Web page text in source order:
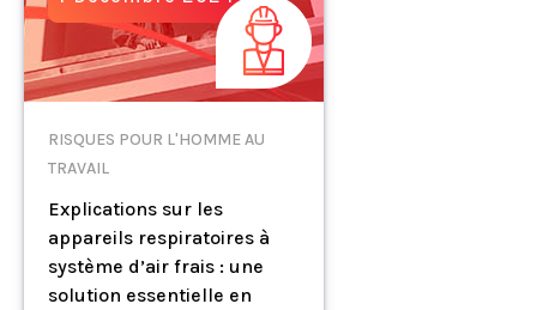
RISQUES POUR L'HOMME AU
TRAVAIL
Explications sur les
appareils respiratoires à
système d’air frais : une
solution essentielle en